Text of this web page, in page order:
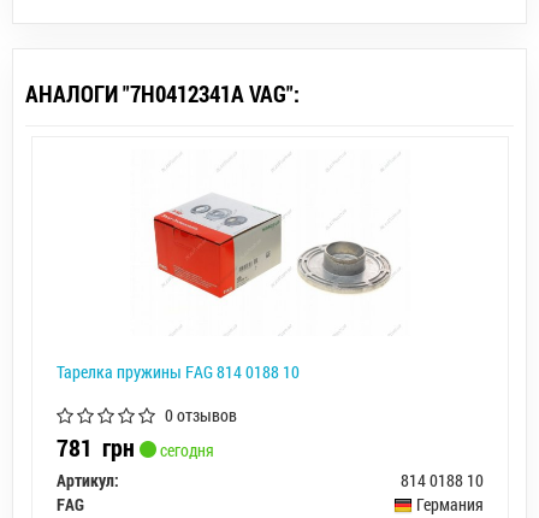
АНАЛОГИ "7H0412341A VAG":
Тарелка пружины FAG 814 0188 10
0 отзывов
781 грн
сегодня
Артикул:
814 0188 10
FAG
Германия